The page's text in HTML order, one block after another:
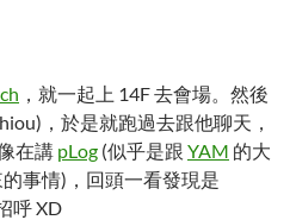
，就一起上 14F 去會場。然後
，於是就跑過去跟他聊天，
在講 pLog (似乎是跟 YAM 的大
事情)，回頭一看發現是
呼 XD